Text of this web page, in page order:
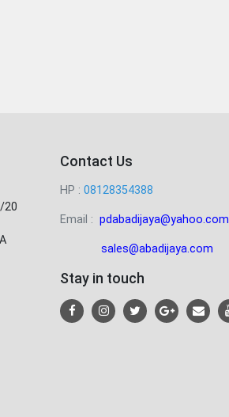
20
Contact Us
HP : 08128354388
Email : pdabadijaya@yahoo.com
sales@abadijaya.com
Stay in touch